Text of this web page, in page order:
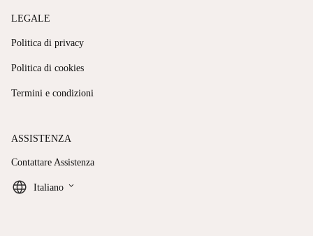
LEGALE
Politica di privacy
Politica di cookies
Termini e condizioni
ASSISTENZA
Contattare Assistenza
Italiano keyboard_arrow_down